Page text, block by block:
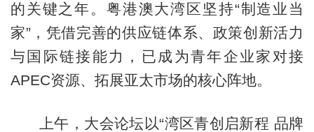
的关键之年。粤港澳大湾区坚持“制造业当
家”，凭借完善的供应链体系、政策创新活力
与国际链接能力，已成为青年企业家对接
APEC资源、拓展亚太市场的核心阵地。
上午，大会论坛以“湾区青创启新程 品牌